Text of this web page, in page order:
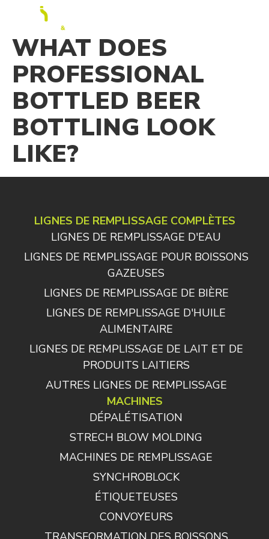
WHAT DOES
PROFESSIONAL
BOTTLED BEER
BOTTLING LOOK
LIKE?
LIGNES DE REMPLISSAGE COMPLÈTES
LIGNES DE REMPLISSAGE D'EAU
LIGNES DE REMPLISSAGE POUR BOISSONS
GAZEUSES
LIGNES DE REMPLISSAGE DE BIÈRE
LIGNES DE REMPLISSAGE D'HUILE
ALIMENTAIRE
LIGNES DE REMPLISSAGE DE LAIT ET DE
PRODUITS LAITIERS
AUTRES LIGNES DE REMPLISSAGE
MACHINES
DÉPALÉTISATION
STRECH BLOW MOLDING
MACHINES DE REMPLISSAGE
SYNCHROBLOCK
ÉTIQUETEUSES
CONVOYEURS